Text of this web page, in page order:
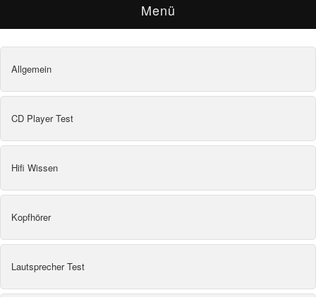
Menü
Allgemein
CD Player Test
Hifi Wissen
Kopfhörer
Lautsprecher Test